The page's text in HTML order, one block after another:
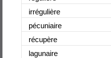
irrégulière
pécuniaire
récupère
lagunaire